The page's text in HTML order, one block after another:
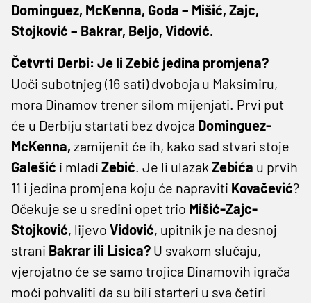
Dominguez, McKenna, Goda – Mišić, Zajc,
Stojković – Bakrar, Beljo, Vidović.
Četvrti Derbi: Je li Zebić jedina promjena?
Uoči subotnjeg (16 sati) dvoboja u Maksimiru,
mora Dinamov trener silom mijenjati. Prvi put
će u Derbiju startati bez dvojca Dominguez-
McKenna, zamijenit će ih, kako sad stvari stoje
Galešić i mladi Zebić. Je li ulazak Zebića u prvih
11 i jedina promjena koju će napraviti Kovačević?
Očekuje se u sredini opet trio Mišić-Zajc-
Stojković, lijevo Vidović, upitnik je na desnoj
strani Bakrar ili Lisica? U svakom slučaju,
vjerojatno će se samo trojica Dinamovih igrača
moći pohvaliti da su bili starteri u sva četiri